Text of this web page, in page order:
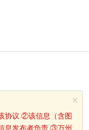
×
协议 ②该信息（含图
息发布者负责 ③万州